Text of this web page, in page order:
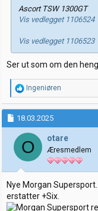
Ascort TSW 1300GT
Vis vedlegget 1106524
Vis vedlegget 1106523
Ser ut som om den
R
e
a
k
s
j
o
n
e
r
:
Ingeniøren
18.03.2025
O otare
Æresmedlem
Nye Morgan
erstatter +Six.